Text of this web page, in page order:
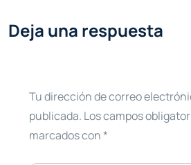
Deja una respuesta
Tu dirección de correo
publicada. Los campos
marcados con*